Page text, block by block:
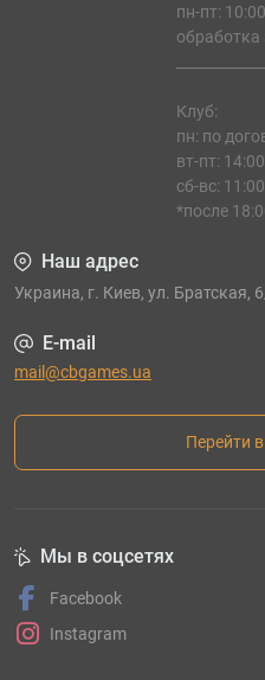
пн-пт:
обработка
Клуб:
пн: по
вт-пт:
сб-вс:
*после
Наш адрес
Украина, г. Киев, ул.
E-mail
mail@cbgames.ua
Перейти
Мы в соцсетях
Facebook
Instagram